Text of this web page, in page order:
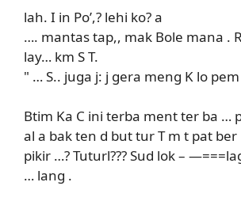
lah. I in Po’,? lehi ko? a
…. mantas tap,, mak Bole mana .
lay… km S T.
" … S.. juga j: j gera meng K lo
Btim Ka C ini terba ment ter ba …
al a bak ten d but tur T m t pat ber
pikir …? Tuturl??? Sud lok –
… lang .